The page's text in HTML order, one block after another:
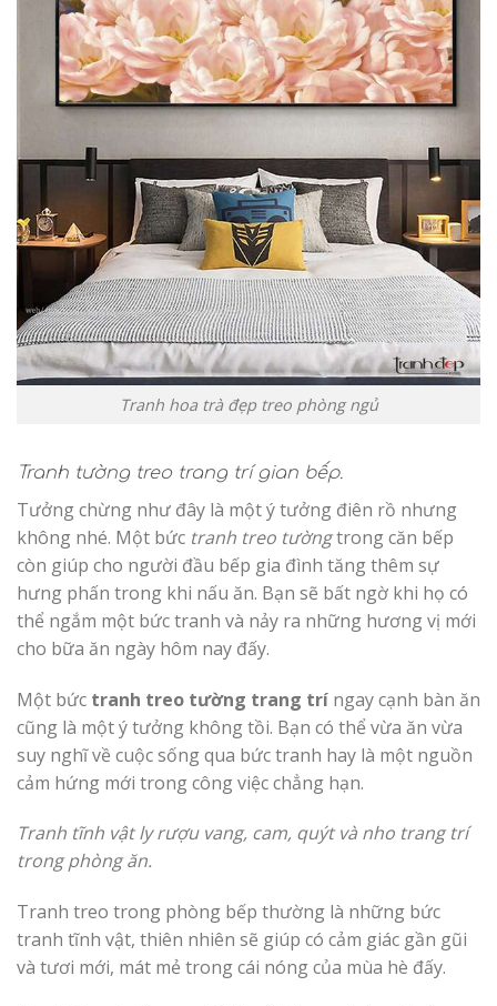
Tranh hoa trà đẹp treo phòng ngủ
Tranh tường treo trang trí gian bếp.
Tưởng chừng như đây là một ý tưởng điên rồ nhưng
không nhé. Một bức tranh treo tườngtrong căn bếp
còn giúp cho người đầu bếp gia đình tăng thêm sự
hưng phấn trong khi nấu ăn. Bạn sẽ bất ngờ khi họ có
thể ngắm một bức tranh và nảy ra những hương vị mới
cho bữa ăn ngày hôm nay đấy.
Một bức tranh treo tường trang trí ngay cạnh bàn ăn
cũng là một ý tưởng không tồi. Bạn có thể vừa ăn vừa
suy nghĩ về cuộc sống qua bức tranh hay là một nguồn
cảm hứng mới trong công việc chẳng hạn.
Tranh tĩnh vật ly rượu vang, cam, quýt và nho trang trí
trong phòng ăn.
Tranh treo trong phòng bếp thường là những bức
tranh tĩnh vật, thiên nhiên sẽ giúp có cảm giác gần gũi
và tươi mới, mát mẻ trong cái nóng của mùa hè đấy.